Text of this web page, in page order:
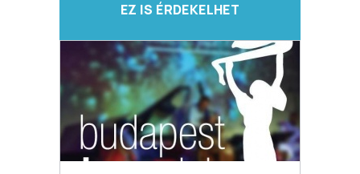
EZ IS ÉRDEKELHET